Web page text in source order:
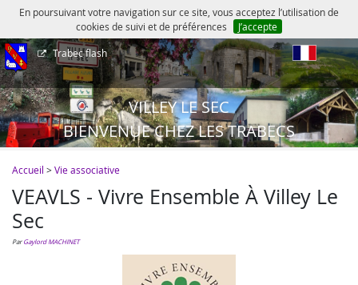
En poursuivant votre navigation sur ce site, vous acceptez l’utilisation de
cookies de suivi et de préférences
J’accepte
Trabec flash
VILLEY LE SEC
BIENVENUE CHEZ LES TRABECS
Accueil >Vie associative
VEAVLS - Vivre Ensemble À Villey Le
Sec
par Gaylord MACHINET